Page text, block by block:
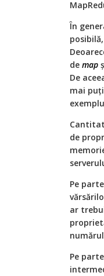
În
de map
De
mai
de
Pe
ar
Pe